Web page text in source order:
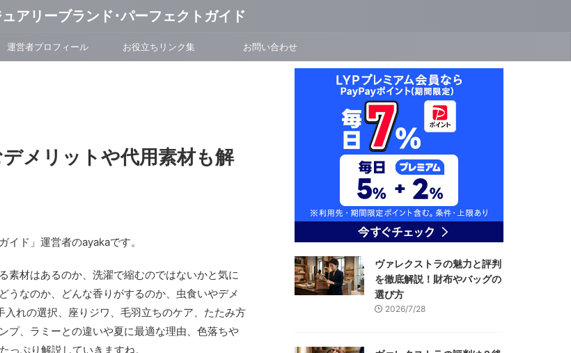
アリーブランド･パーフェクトガイド
運営者プロフィール お役立ちリンク集 お問い合わせ
メリットや代用素材も解
ド」運営者のayakaです。
素材はあるのか、洗濯で縮むのではないかと気に
うなのか、どんな香りがするのか、虫食いやデメ
れの選択、座りジワ、毛羽立ちのケア、たたみ方
プ、ラミーとの違いや夏に最適な理由、色落ちや
っぷり解説していきますね。
ヴァレクストラの魅力と評判
を徹底解説！財布やバッグの
選び方
2026/7/28